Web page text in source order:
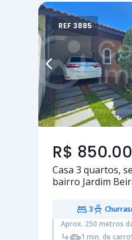
REF 3885
R$
Casa 3 quartos,
bairro Jardim
3
Aprox. 250 metros
1 min. de carro